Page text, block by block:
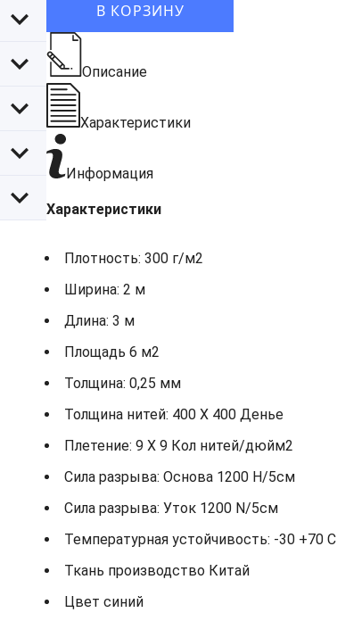
В КОРЗИНУ
Описание
Характеристики
Информация
Характеристики
Плотность: 300 г/м2
Ширина: 2 м
Длина: 3 м
Площадь 6 м2
Толщина: 0,25 мм
Толщина нитей: 400 X 400 Денье
Плетение: 9 X 9 Кол нитей/дюйм2
Сила разрыва: Основа 1200 Н/5см
Сила разрыва: Уток 1200 N/5см
Температурная устойчивость: -30 +70 С
Ткань производство Китай
Цвет синий